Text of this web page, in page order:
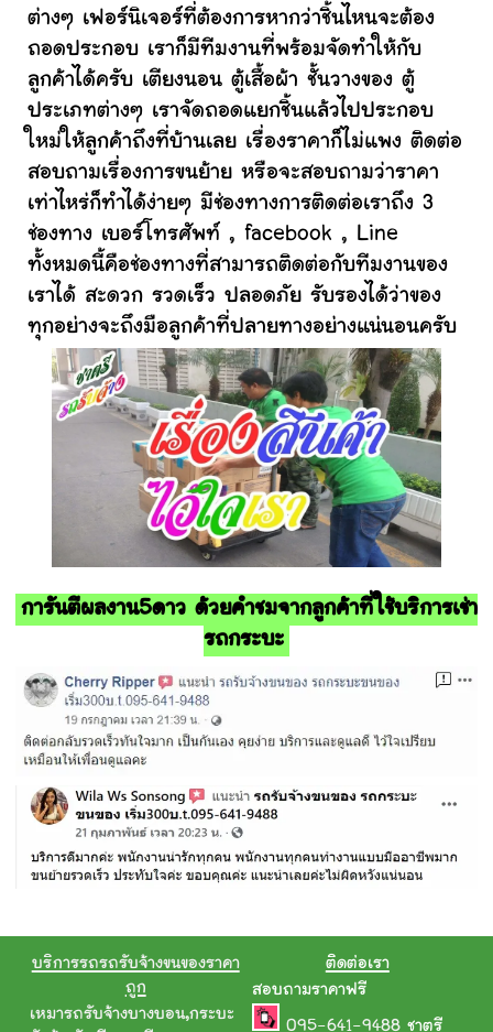
ต่างๆ เฟอร์นิเจอร์ที่ต้องการหากว่าชิ้นไหนจะต้อง
ถอดประกอบ เราก็มีทีมงานที่พร้อมจัดทำให้กับ
ลูกค้าได้ครับ เตียงนอน ตู้เสื้อผ้า ชั้นวางของ ตู้
ประเภทต่างๆ เราจัดถอดแยกชิ้นแล้วไปประกอบ
ใหม่ให้ลูกค้าถึงที่บ้านเลย เรื่องราคาก็ไม่แพง ติดต่อ
สอบถามเรื่องการขนย้าย หรือจะสอบถามว่าราคา
เท่าไหร่ก็ทำได้ง่ายๆ มีช่องทางการติดต่อเราถึง 3
ช่องทาง เบอร์โทรศัพท์ , facebook , Line
ทั้งหมดนี้คือช่องทางที่สามารถติดต่อกับทีมงานของ
เราได้ สะดวก รวดเร็ว ปลอดภัย รับรองได้ว่าของ
ทุกอย่างจะถึงมือลูกค้าที่ปลายทางอย่างแน่นอนครับ
การันตีผลงาน5ดาว ด้วยคำชมจากลูกค้าที่ใช้บริการเช่า
รถกระบะ
บริการรถรถรับจ้างขนของราคา
ถูก
เหมารถรับจ้างบางบอน,กระบะ
ติดต่อเรา
สอบถามราคาฟรี
095-641-9488 ชาตรี